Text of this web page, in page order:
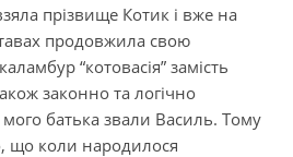
прізвище Котик і вже на
продовжила свою
“котовасія” замість
законно та логічно
батька звали Василь. Тому
що коли народилося